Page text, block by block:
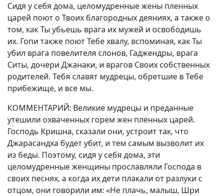
Сидя у себя дома, целомудренные жены пленных
царей поют о Твоих благородных деяниях, а также о
том, как Ты убьешь врага их мужей и освободишь
их. Гопи также поют Тебе хвалу, вспоминая, как Ты
убил врага повелителя слонов, Гаджендры, врага
Ситы, дочери Джанаки, и врагов Своих собственных
родителей. Тебя славят мудрецы, обретшие в Тебе
прибежище, и все мы.
КОММЕНТАРИЙ: Великие мудрецы и преданные
утешили охваченных горем жен пленных царей.
Господь Кришна, сказали они, устроит так, что
Джарасандха будет убит, и тем самым вызволит их
из беды. Поэтому, сидя у себя дома, эти
целомудренные женщины прославляли Господа в
своих песнях, а когда их дети плакали от разлуки с
отцом, они говорили им: «Не плачь, малыш, Шри